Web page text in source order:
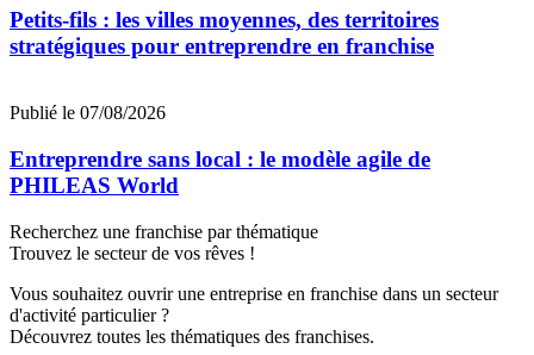
Petits-fils : les villes moyennes, des territoires
stratégiques pour entreprendre en franchise
Publié le 07/08/2026
Entreprendre sans local : le modèle agile de
PHILEAS World
Recherchez une franchise par thématique
Trouvez le secteur de vos rêves !
Vous souhaitez ouvrir une entreprise en franchise dans un secteur
d'activité particulier ?
Découvrez toutes les thématiques des franchises.